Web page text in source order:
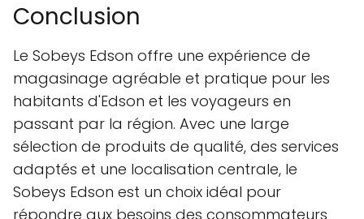
Conclusion
Le Sobeys Edson offre une expérience de
magasinage agréable et pratique pour les
habitants d'Edson et les voyageurs en
passant par la région. Avec une large
sélection de produits de qualité, des services
adaptés et une localisation centrale, le
Sobeys Edson est un choix idéal pour
répondre aux besoins des consommateurs